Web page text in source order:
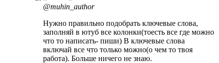
@muhin_author
Нужно правильно подобрать ключевые слова,
заполняй в ютуб все колонки(тоесть все где можно
что то написать- пиши) В ключевые слова
включай все что только можно(о чем то твоя
работа). Больше ничего не знаю.